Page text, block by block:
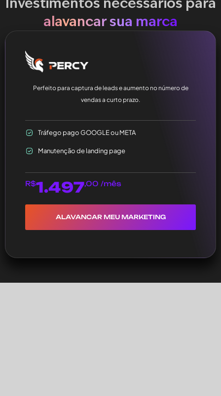
alavancar sua marca
Perfeito para captura de leads e aumento no número de
vendas a curto prazo.
Tráfego pago GOOGLE ou META
Manutenção de landing page
R$1.497,00 /mês
ALAVANCAR MEU MARKETING